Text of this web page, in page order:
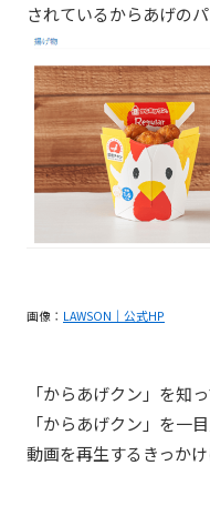
されているからあげの
画像： LAWSON｜公式HP
「からあげクン」を知
「からあげクン」を一目
動画を再生するきっかけ